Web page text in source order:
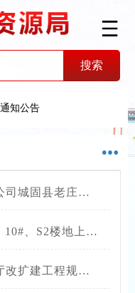
通知公告
态修复方案》通过审查的公告
分规划条件核实结果公开
划条件核实结果公开